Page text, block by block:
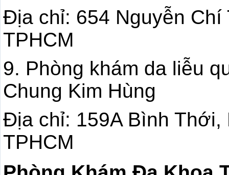
Địa chỉ: 654 Nguyễn
TPHCM
9. Phòng khám da liễu
Chung Kim Hùng
Địa chỉ: 159A Bình Thới,
TPHCM